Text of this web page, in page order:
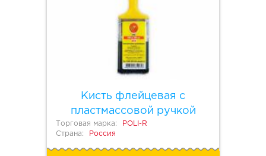
Кисть флейцевая с
пластмассовой ручкой
Торговая марка:
POLI-R
Страна:
Россия